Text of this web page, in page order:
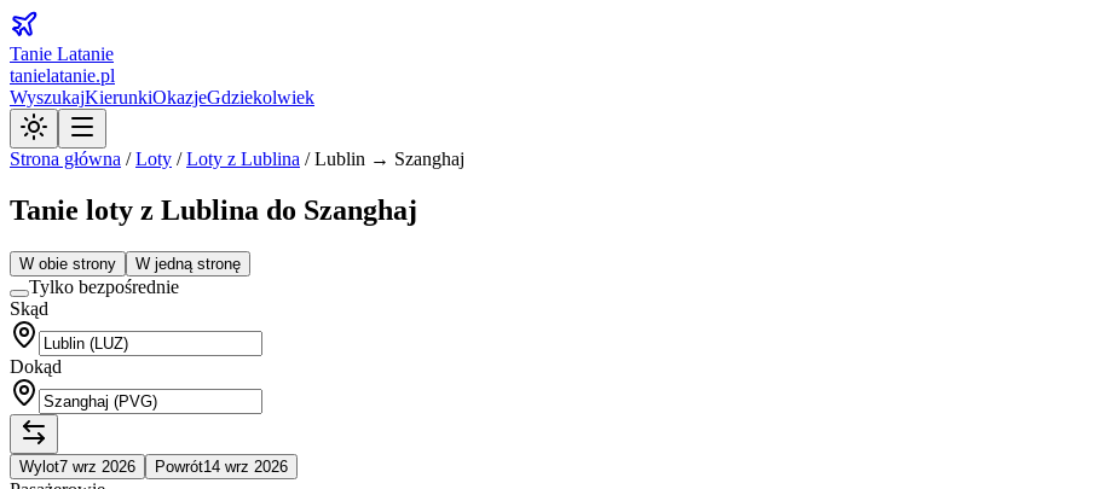
Tanie Latanie
tanielatanie.pl
WyszukajKierunkiOkazjeGdziekolwiek
Strona główna /Loty /Loty z Lublina /Lublin → Szanghaj
Tanie loty z Lublina do Szanghaj
W obie strony W jedną stronę
Tylko bezpośrednie
Skąd
Dokąd
Wylot7 wrz 2026 Powrót14 wrz 2026